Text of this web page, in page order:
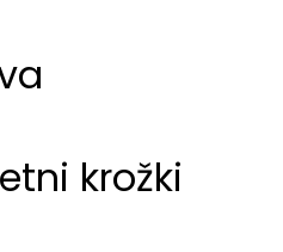
krožki